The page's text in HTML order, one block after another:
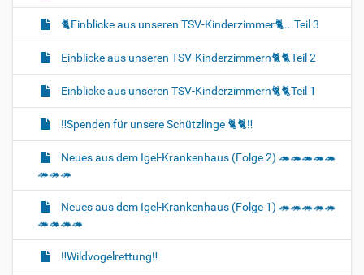
🐈‍Einblicke aus unseren TSV-Kinderzimmer🐈‍...Teil 3
Einblicke aus unseren TSV-Kinderzimmern🐈🐈‍Teil 2
Einblicke aus unseren TSV-Kinderzimmern🐈‍🐈‍Teil 1
‼️Spenden für unsere Schützlinge 🐈‍🐈‼️
Neues aus dem Igel-Krankenhaus (Folge 2) 🦔🦔🦔🦔🦔
🦔🦔🦔
Neues aus dem Igel-Krankenhaus (Folge 1) 🦔🦔🦔🦔🦔
🦔🦔🦔🦔
‼️Wildvogelrettung‼️